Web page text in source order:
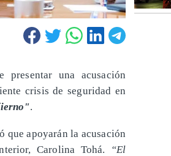
una acusación
crisis de seguridad en
.
que apoyarán la acusación
Carolina Tohá.
“El